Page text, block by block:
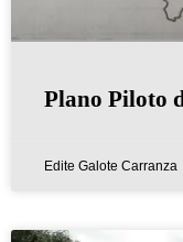
Plano Piloto
Edite Galote Carranza